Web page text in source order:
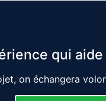
qui
on échangera